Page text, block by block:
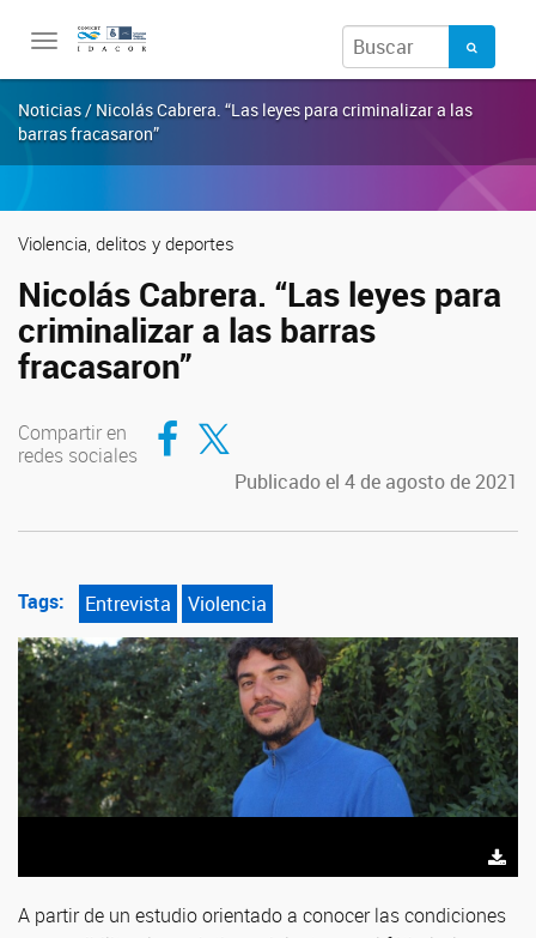
Toggle
Noticias / Nicolás Cabrera. “Las leyes para criminalizar a las
barras fracasaron”
Violencia, delitos y deportes
Nicolás Cabrera. “Las leyes para
criminalizar a las barras
fracasaron”
Compartir en
redes sociales
Compartir en Facebook
Compartir en Twitter
Publicado el 4 de agosto de 2021
Tags: Entrevista Violencia
A partir de un estudio orientado a conocer las condiciones